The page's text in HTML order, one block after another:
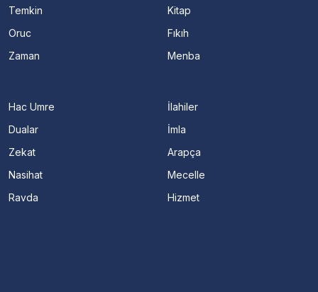
Temkin
Oruc
Zaman
Kitap
Fıkıh
Menba
Hac Umre
Dualar
Zekat
Nasihat
Ravda
İlahiler
İmla
Arapça
Mecelle
Hizmet